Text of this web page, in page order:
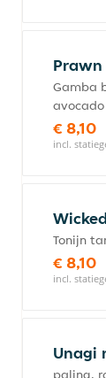
Gamba
€ 8,10
incl.
Tonijn
€ 8,10
incl.
Unagi
paling,